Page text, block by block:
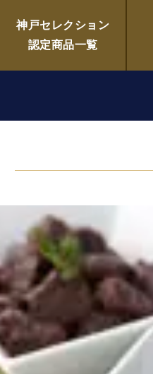
谷商店
神戸セレクション
認定商品一覧